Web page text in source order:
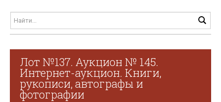
Лот №137. Аукцион № 145.
Интернет-аукцион. Книги,
рукописи, автографы и
фотографии